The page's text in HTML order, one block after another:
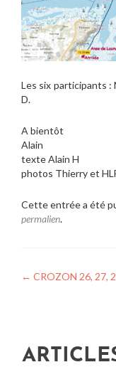
Les six participants :
D.
A bientôt
Alain
texte Alain H
photos Thierry et
Cette entrée a été
permalien.
← CROZON 26, 27,